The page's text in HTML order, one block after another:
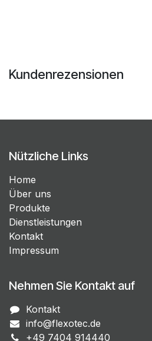
Kundenrezensionen
Nützliche Links
Home
Über uns
Produkte
Dienstleistungen
Kontakt
Impressum
Nehmen Sie Kontakt auf
Kontakt
info@flexotec.de
+49 7404 914440